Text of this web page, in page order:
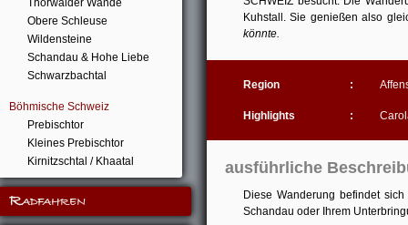
Thorwalder Wände
Obere Schleuse
Wildensteine
Schandau & Hohe Liebe
Schwarzbachtal
Böhmische Schweiz
Prebischtor
Kleines Prebischtor
Kirnitzschtal / Khaatal
Radfahren
Kuhstall. Sie genießen also
könnte.
Region :
Highlights :
ausführliche
Diese Wanderung befindet
Schandau oder Ihrem